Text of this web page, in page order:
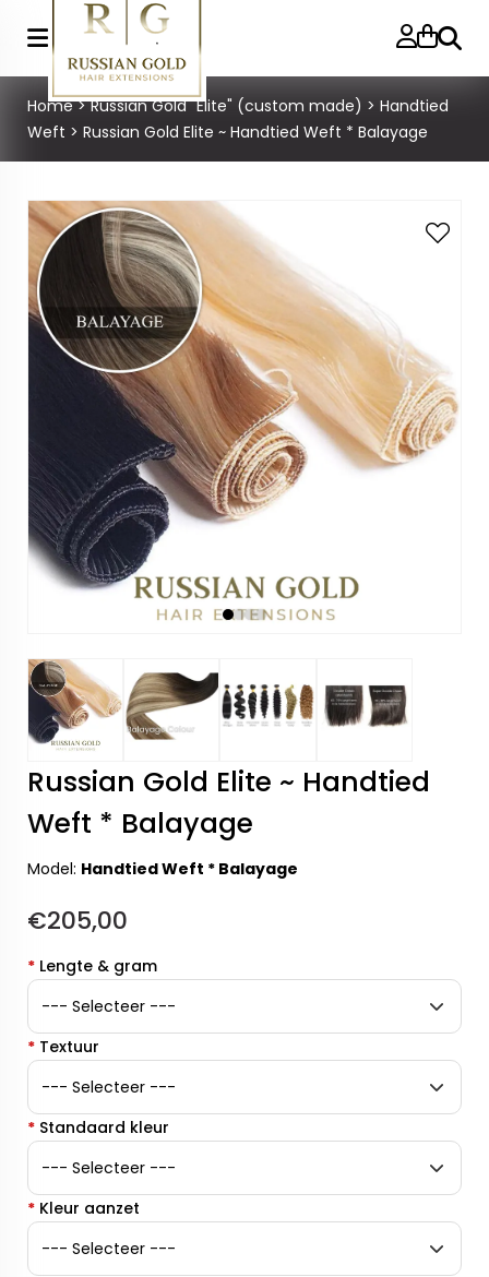
Home>Russian Gold "Elite" (custom made) > Handtied
Weft > Russian Gold Elite ~ Handtied Weft * Balayage
Russian Gold Elite ~ Handtied
Weft * Balayage
Model: Handtied Weft * Balayage
€205,00
* Lengte & gram
* Textuur
* Standaard kleur
* Kleur aanzet